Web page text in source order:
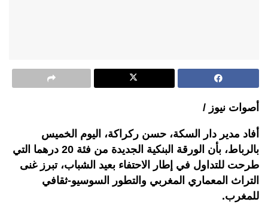
أصوات نيوز /
أفاد مدير دار السكة، حسن ركراكة، اليوم الخميس
بالرباط، بأن الورقة البنكية الجديدة من فئة 20 درهما التي
طرحت للتداول في إطار الاحتفاء بعيد الشباب، تبرز غنى
التراث المعماري المغربي والتطور السوسيو-ثقافي
للمغرب.